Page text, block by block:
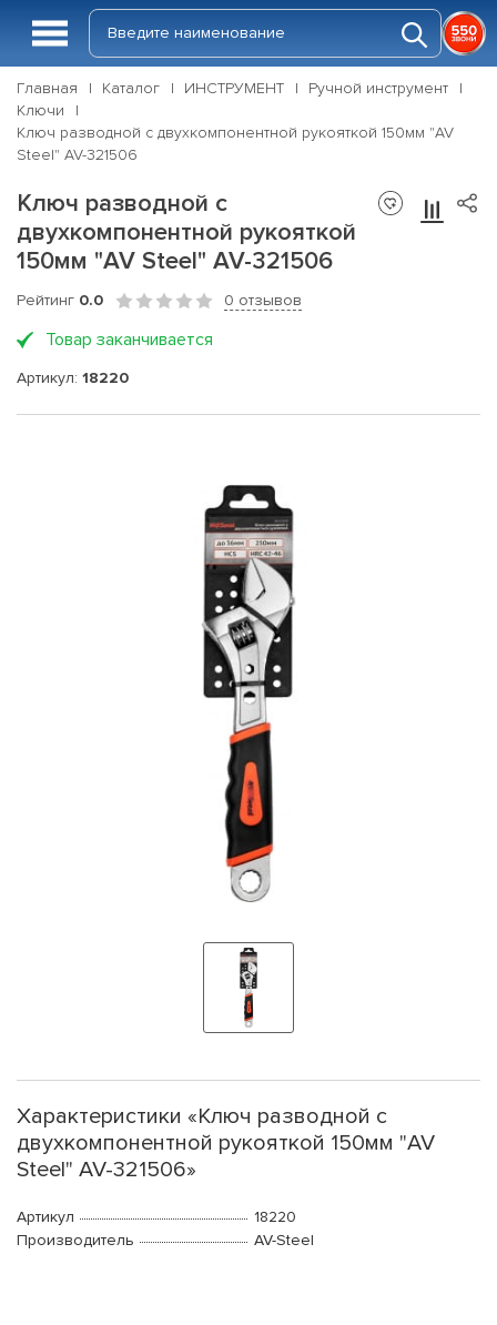
Главная Каталог ИНСТРУМЕНТ
Ручной инструмент
Ключи
Ключ разводной с двухкомпонентной рукояткой 150мм "AV
Steel" AV-321506
Ключ разводной с
двухкомпонентной рукояткой
150мм "AV Steel" AV-321506
Рейтинг 0.0 0 отзывов
Товар заканчивается
Артикул: 18220
Характеристики «Ключ разводной с
двухкомпонентной рукояткой 150мм "AV
Steel" AV-321506»
Артикул
18220
Производитель
AV-Steel